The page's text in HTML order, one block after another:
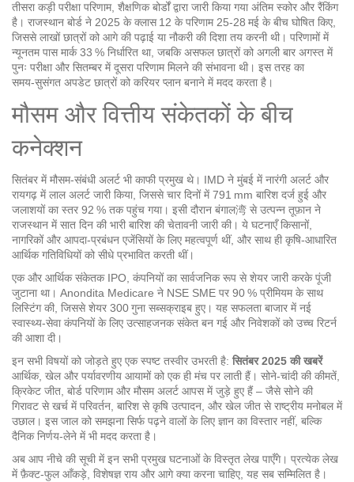
तीसरा कड़ीपरीक्षा परिणाम, शैक्षणिक बोर्डों द्वारा जारी किया गया अंतिम स्कोर और रैंकिंग
है। राजस्थान बोर्ड ने 2025 के क्लास 12 के परिणाम 25‑28 मई के बीच घोषित किए,
जिससे लाखों छात्रों को आगे की पढ़ाई या नौकरी की दिशा तय करनी थी। परिणामों में
न्यूनतम पास मार्क 33 % निर्धारित था, जबकि असफल छात्रों को अगली बार अगस्त में
पुनः परीक्षा और सितम्बर में दूसरा परिणाम मिलने की संभावना थी। इस तरह का
समय‑सुसंगत अपडेट छात्रों को करियर प्लान बनाने में मदद करता है।
मौसम और वित्तीय संकेतकों के बीच
कनेक्शन
सितंबर में मौसम‑संबंधी अलर्ट भी काफी प्रमुख थे। IMD ने मुंबई में नारंगी अलर्ट और
रायगढ़ में लाल अलर्ट जारी किया, जिससे चार दिनों में 791 mm बारिश दर्ज हुई और
जलाशयों का स्तर 92 % तक पहुंच गया। इसी दौरान बंगाल湾 से उत्पन्न तूफ़ान ने
राजस्थान में सात दिन की भारी बारिश की चेतावनी जारी की। ये घटनाएँ किसानों,
नागरिकों और आपदा‑प्रबंधन एजेंसियों के लिए महत्वपूर्ण थीं, और साथ ही कृषि‑आधारित
आर्थिक गतिविधियों को सीधे प्रभावित करती थीं।
एक और आर्थिक संकेतक IPO कंपनियों का सार्वजनिक रूप से शेयर जारी करके पूंजी
जुटानाथा। Anondita Medicare ने NSE SME पर 90 % प्रीमियम के साथ
लिस्टिंग की, जिससे शेयर 300 गुना सब्सक्राइब हुए। यह सफलता बाजार में नई
स्वास्थ्य‑सेवा कंपनियों के लिए उत्साहजनक संकेत बन गई और निवेशकों को उच्च रिटर्न
की आशा दी।
इन सभी विषयों को जोड़ते हुए एक स्पष्ट तस्वीर उभरती है: सितंबर 2025 की खबरें
आर्थिक, खेल और पर्यावरणीय आयामों को एक ही मंच पर लाती हैं। सोने‑चांदी की कीमतें,
क्रिकेट जीत, बोर्ड परिणाम और मौसम अलर्ट आपस में जुड़े हुए हैं – जैसे सोने की
गिरावट से खर्च में परिवर्तन, बारिश से कृषि उत्पादन, और खेल जीत से राष्ट्रीय मनोबल में
उछाल। इस जाल को समझना सिर्फ पढ़ने वालों के लिए ज्ञान का विस्तार नहीं, बल्कि
दैनिक निर्णय‑लेने में भी मदद करता है।
अब आप नीचे की सूची में इन सभी प्रमुख घटनाओं के विस्तृत लेख पाएँगे। प्रत्येक लेख
में फ़ैक्ट‑फुल आँकड़े, विशेषज्ञ राय और आगे क्या करना चाहिए, यह सब सम्मिलित है।